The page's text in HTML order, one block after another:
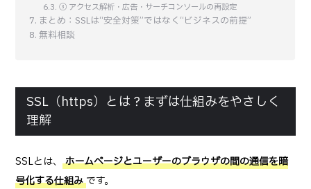
③ アクセス解析・広告・サーチコンソールの再設定
まとめ：SSLは“安全対策”ではなく“ビジネスの前提”
無料相談
SSL（https）とは？まずは仕組みをやさしく
理解
SSLとは、ホームページとユーザーのブラウザの間の通信を暗
号化する仕組み です。